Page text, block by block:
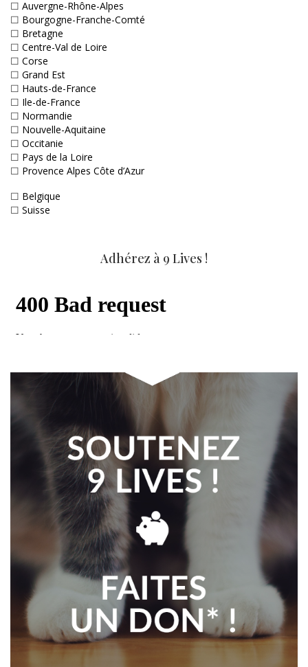
☐ Auvergne-Rhône-Alpes
☐ Bourgogne-Franche-Comté
☐ Bretagne
☐ Centre-Val de Loire
☐ Corse
☐ Grand Est
☐ Hauts-de-France
☐ Ile-de-France
☐ Normandie
☐ Nouvelle-Aquitaine
☐ Occitanie
☐ Pays de la Loire
☐ Provence Alpes Côte d’Azur
☐ Belgique
☐ Suisse
Adhérez à 9 Lives !